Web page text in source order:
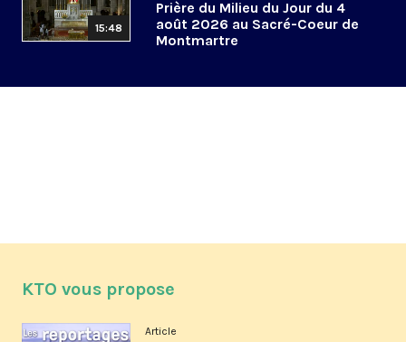
15:48
Prière du Milieu du Jour du 4
août 2026 au Sacré-Coeur de
Montmartre
KTO vous propose
Article